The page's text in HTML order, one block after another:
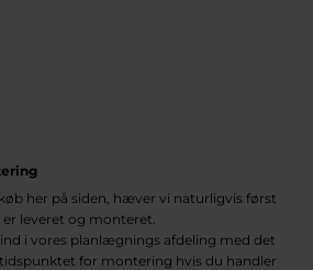
her på siden, hæver vi naturligvis først
leveret og monteret.
i vores planlægnings afdeling med det
for montering hvis du handler